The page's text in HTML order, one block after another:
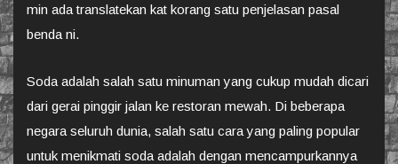
min ada translatekan kat korang satu penjelasan pasal
benda ni.
Soda adalah salah satu minuman yang cukup mudah dicari
dari gerai pinggir jalan ke restoran mewah. Di beberapa
negara seluruh dunia, salah satu cara yang paling popular
untuk menikmati soda adalah dengan mencampurkannya